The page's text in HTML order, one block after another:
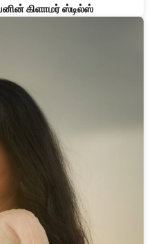
கிளாமர் ஸ்டில்ஸ்